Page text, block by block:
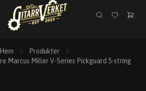
Hem
Produkter
Marcus Miller V-Series Pickguard 5-string